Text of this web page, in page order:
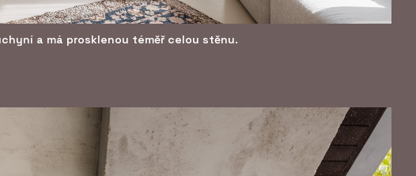
a má prosklenou téměř celou stěnu.